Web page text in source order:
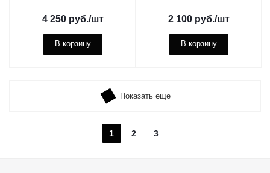
4 250руб./шт
В корзину
2 100руб./шт
В корзину
Показать еще
1 2 3